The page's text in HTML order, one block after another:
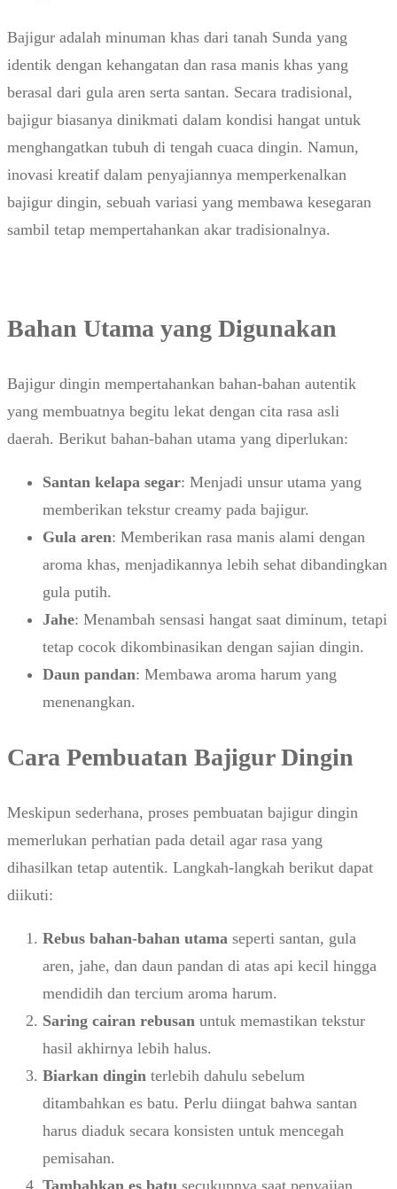
Bajigur adalah minuman khas dari tanah Sunda yang
identik dengan kehangatan dan rasa manis khas yang
berasal dari gula aren serta santan. Secara tradisional,
bajigur biasanya dinikmati dalam kondisi hangat untuk
menghangatkan tubuh di tengah cuaca dingin. Namun,
inovasi kreatif dalam penyajiannya memperkenalkan
bajigur dingin, sebuah variasi yang membawa kesegaran
sambil tetap mempertahankan akar tradisionalnya.
Bahan Utama yang Digunakan
Bajigur dingin mempertahankan bahan-bahan autentik
yang membuatnya begitu lekat dengan cita rasa asli
daerah. Berikut bahan-bahan utama yang diperlukan:
Santan kelapa segar: Menjadi unsur utama yang
memberikan tekstur creamy pada bajigur.
Gula aren: Memberikan rasa manis alami dengan
aroma khas, menjadikannya lebih sehat dibandingkan
gula putih.
Jahe: Menambah sensasi hangat saat diminum, tetapi
tetap cocok dikombinasikan dengan sajian dingin.
Daun pandan: Membawa aroma harum yang
menenangkan.
Cara Pembuatan Bajigur Dingin
Meskipun sederhana, proses pembuatan bajigur dingin
memerlukan perhatian pada detail agar rasa yang
dihasilkan tetap autentik. Langkah-langkah berikut dapat
diikuti:
Rebus bahan-bahan utama seperti santan, gula
aren, jahe, dan daun pandan di atas api kecil hingga
mendidih dan tercium aroma harum.
Saring cairan rebusan untuk memastikan tekstur
hasil akhirnya lebih halus.
Biarkan dingin terlebih dahulu sebelum
ditambahkan es batu. Perlu diingat bahwa santan
harus diaduk secara konsisten untuk mencegah
pemisahan.